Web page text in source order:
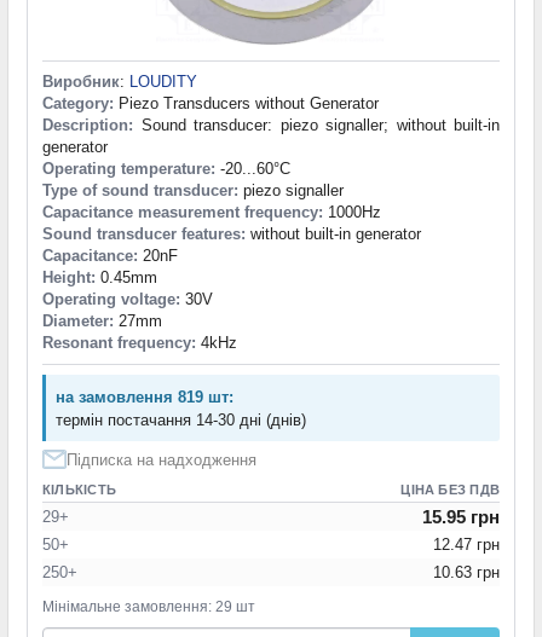
Виробник: LOUDITY
Category: Piezo Transducers without Generator
Description: Sound transducer: piezo signaller; without built-in
generator
Operating temperature: -20...60°C
Type of sound transducer: piezo signaller
Capacitance measurement frequency: 1000Hz
Sound transducer features: without built-in generator
Capacitance: 20nF
Height: 0.45mm
Operating voltage: 30V
Diameter: 27mm
Resonant frequency: 4kHz
на замовлення 819 шт:
термін постачання 14-30 дні (днів)
Підписка на надходження
КІЛЬКІСТЬ ЦІНА БЕЗ ПДВ
29+ 15.95 грн
50+
12.47 грн
250+
10.63 грн
Мінімальне замовлення: 29 шт